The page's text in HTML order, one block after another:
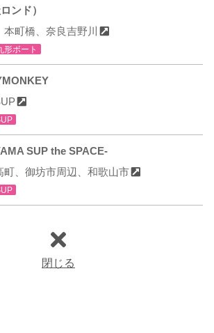
ンド）
町橋、奈良吉野川
形ボート
SUP the SPACE-
町、御坊市周辺、和歌山市
閉じる